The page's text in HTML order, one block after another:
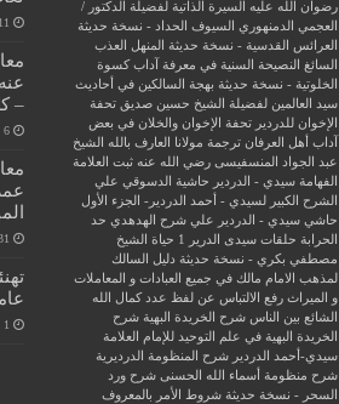
رضوان الله عليه
السيرة الذاتية لفضيلة الدكتور /
العجمي الدمنهوري
السيوف الحداد - نسخة حديثة
العرائس القدسية - نسخة حديثة
المنهل العذب
السائغ
النصيحة السنية في معرفة آداب كسوة
الخلوتية - نسخة حديثة بهجة السالكين في أحاديث
سيد العالمين لفضيلة الشيخ حسين صديق
تحفة
الإخوان للدردير تحفة الإخوان والخلان في بعض
آداب أهل العرفان ترجمة مولانا العارف بالله الشيخ
عبد الجواد المنسفيسى رضي الله عنه ثبت العلامة
الفهامة سيدي - الدردير
حاشية الدسوقي علي
الشرح الكبير لسيدي - أحمد الدردير- الجزء الأول
حاشي سيدي - الدردير علي شرح الهدهدي حد
الحرابة حلقات سيدى الدرير 1
حياة الشيخ
مصطفي بكري - نسخة حديثة دليل السالك
لمذهب الامام مالك في جميع العبادات و المعاملات
و الميراث رفع الالتباس عن لفظ عدد كمال الله
الشائع بين الناس شرح الخريدة البهية شرح
الخريدة البهية في علم التوحيد للإمام العلامة
سيدي-أحمد الدردير شرح المنظومة الدرديرية
شرح منظومة أسماء الله الحسنى شرح ورد
السحر - نسخة حديثة شروط الأمر بالمعروف
11 يناير,2026
–
6 يونيو,2025
31
1 مارس,2025